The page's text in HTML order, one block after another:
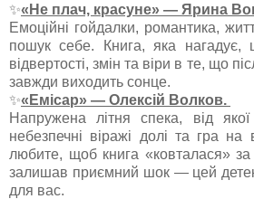
✨«Не плач, красуне» — Ярина
Емоційні гойдалки, романтика,
пошук себе. Книга, яка
відвертості, змін та віри в те, що
завжди виходить сонце.
✨«Емісар» — Олексій Волков.
Напружена літня спека, від
небезпечні віражі долі та гра
любите, щоб книга «ковталася»
залишав приємний шок — цей
для вас.